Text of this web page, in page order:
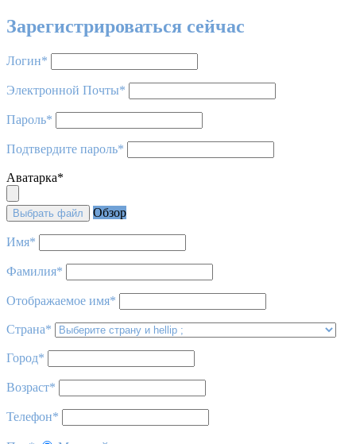
Зарегистрироваться сейчас
Логин*
Электронной Почты*
Пароль*
Подтвердите пароль*
Аватарка*
Выбрать файл Обзор
Имя*
Фамилия*
Отображаемое имя*
Страна*
Город*
Возраст*
Телефон*